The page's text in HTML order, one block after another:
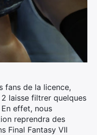
fans de la licence,
2 laisse filtrer quelques
effet, nous
reprendra des
Final Fantasy VII